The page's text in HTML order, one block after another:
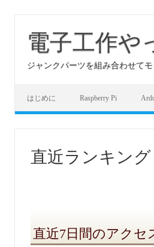
電子工作や
ジャンクパーツを組み合わせて
はじめに Raspberry Pi
直近ランキング
直近7日間のアクセ